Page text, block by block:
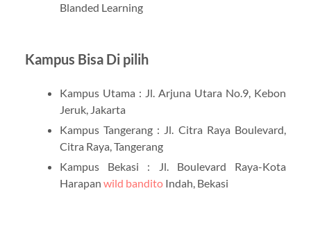
Blanded Learning
Kampus Bisa Di pilih
Kampus Utama : Jl. Arjuna Utara No.9, Kebon
Jeruk, Jakarta
Kampus Tangerang : Jl. Citra Raya Boulevard,
Citra Raya, Tangerang
Kampus Bekasi : Jl. Boulevard Raya-Kota
Harapan wild banditoIndah, Bekasi